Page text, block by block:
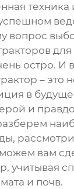
техника
вопрос
остро. И
– это
в
и
вам
учитывая
и почв.